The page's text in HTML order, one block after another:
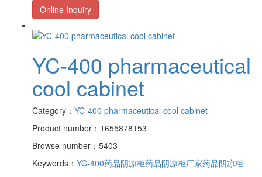
Online Inquiry
YC-400 pharmaceutical
cool cabinet
Category： YC-400 pharmaceutical cool cabinet
Product number：1655878153
Browse number：5403
Keywords： YC-400药品阴凉柜药品阴凉柜厂家药品阴凉柜